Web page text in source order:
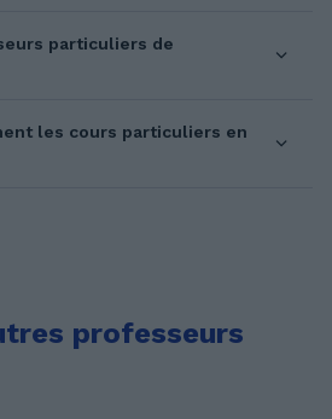
particuliers de
les cours particuliers en
professeurs